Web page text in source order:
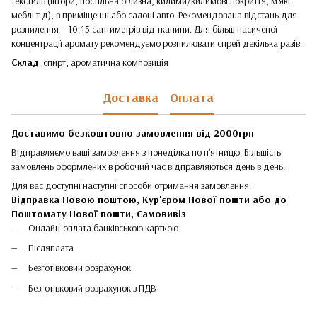
меблі т.д), в приміщенні або салоні авто. Рекомендована відстань для
розпилення – 10-15 сантиметрів від тканини. Для більш насиченої
концентрації аромату рекомендуємо розпилювати спрей декілька разів.
Склад: спирт, ароматична композиція
Доставка Оплата
Доставимо безкоштовно замовлення від 2000грн
Відправляємо ваші замовлення з понеділка по п'ятницю. Більшість
замовлень оформлених в робочий час відправляються день в день.
Для вас доступні наступні способи отримання замовлення:
Відправка Новою поштою, Кур'єром Нової пошти або до
Поштомату Нової пошти, Самовивіз
Онлайн-оплата банківською карткою
Післяплата
Безготівковий розрахунок
Безготівковий розрахунок з ПДВ